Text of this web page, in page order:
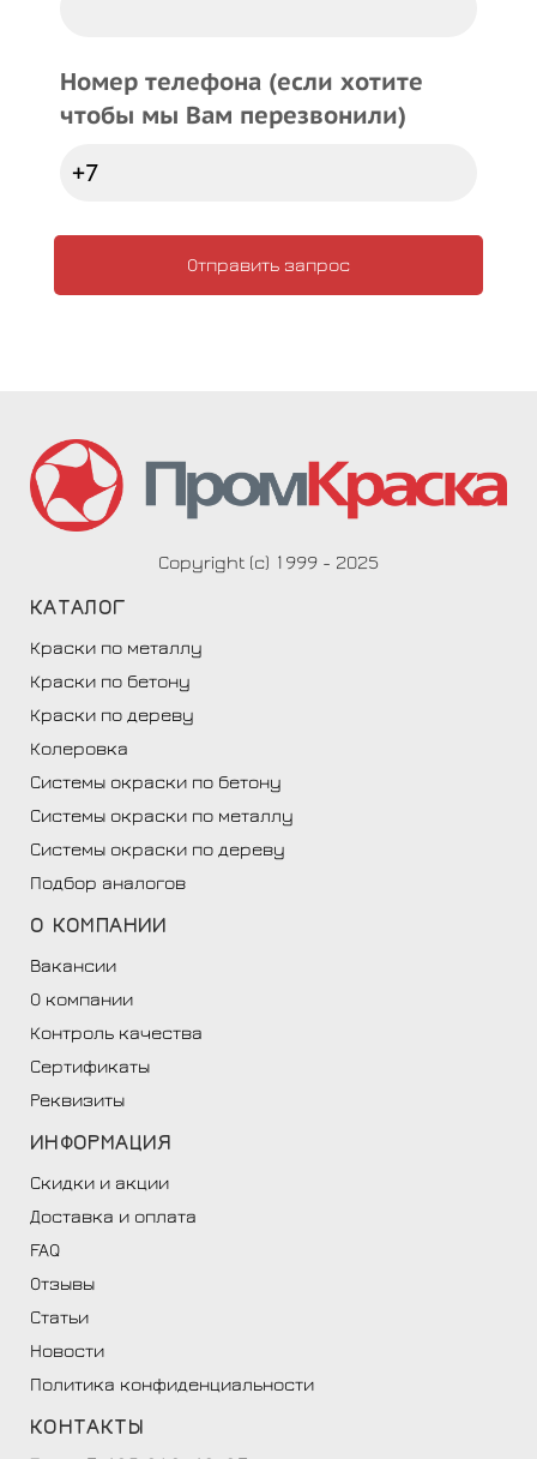
Номер телефона (если хотите
чтобы мы Вам перезвонили)
Отправить запрос
Copyright (c) 1999 - 2025
КАТАЛОГ
Краски по металлу
Краски по бетону
Краски по дереву
Колеровка
Системы окраски по бетону
Системы окраски по металлу
Системы окраски по дереву
Подбор аналогов
О КОМПАНИИ
Вакансии
О компании
Контроль качества
Сертификаты
Реквизиты
ИНФОРМАЦИЯ
Скидки и акции
Доставка и оплата
FAQ
Отзывы
Статьи
Новости
Политика конфиденциальности
КОНТАКТЫ